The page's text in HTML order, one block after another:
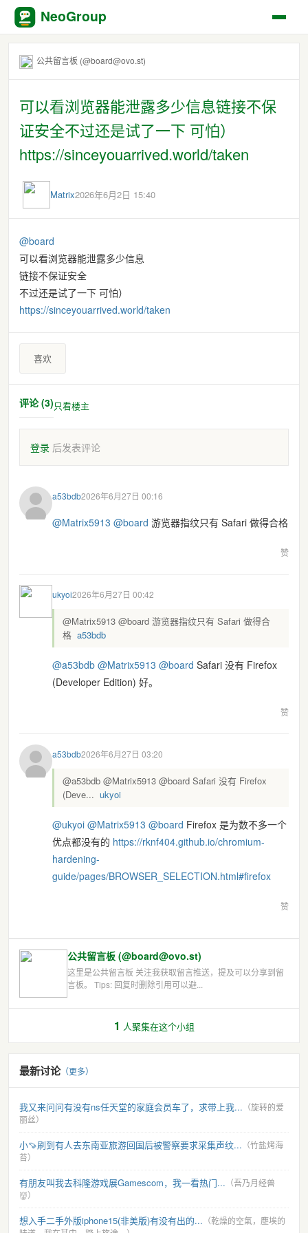
NeoGroup
公共留言板 (@board@ovo.st)
可以看浏览器能泄露多少信息链接不保
证安全不过还是试了一下 可怕）
https://sinceyouarrived.world/taken
Matrix2026年6月2日 15:40
@board
可以看浏览器能泄露多少信息
链接不保证安全
不过还是试了一下 可怕）
https://sinceyouarrived.world/taken
喜欢
评论 (3)只看楼主
登录 后发表评论
a53bdb2026年6月27日 00:16
@Matrix5913 @board 游览器指纹只有 Safari 做得合格
赞
ukyoi2026年6月27日 00:42
@Matrix5913 @board 游览器指纹只有 Safari 做得合
格 a53bdb
@a53bdb @Matrix5913 @board Safari 没有 Firefox
(Developer Edition) 好。
赞
a53bdb2026年6月27日 03:20
@a53bdb @Matrix5913 @board Safari 没有 Firefox
(Deve... ukyoi
@ukyoi @Matrix5913 @board Firefox 是为数不多一个
优点都没有的 https://rknf404.github.io/chromium-
hardening-
guide/pages/BROWSER_SELECTION.html#firefox
赞
公共留言板 (@board@ovo.st)
这里是公共留言板 关注我获取留言推送，提及可以分享到留
言板。 Tips: 回复时删除引用可以避...
1 人聚集在这个小组
最新讨论（更多）
我又来问问有没有ns任天堂的家庭会员车了，求带上我... （旋转的爱
丽丝）
小🍠刷到有人去东南亚旅游回国后被警察要求采集声纹... （竹盐烤海
苔）
有朋友叫我去科隆游戏展Gamescom，我一看热门... （吾乃月经兽
👹）
想入手二手外版iphone15(非美版)有没有出的... （乾燥的空氣，塵埃的